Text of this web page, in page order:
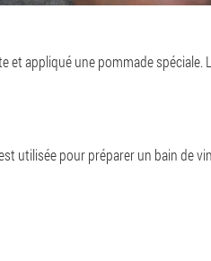
et appliqué une pommade spéciale.
utilisée pour préparer un bain de